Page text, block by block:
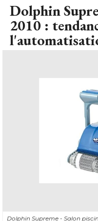
Dolphin
2010 :
Dolphin Supreme - Salon